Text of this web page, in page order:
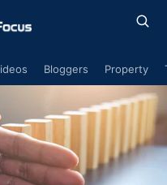
Bloggers Property